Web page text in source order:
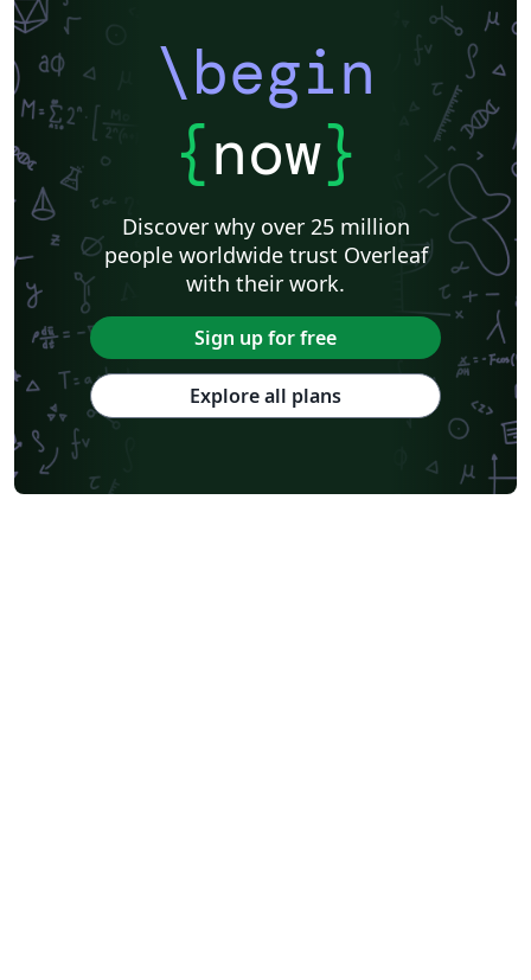
\begin
{now}
Discover why over 25 million
people worldwide trust Overleaf
with their work.
Sign up for free
Explore all plans